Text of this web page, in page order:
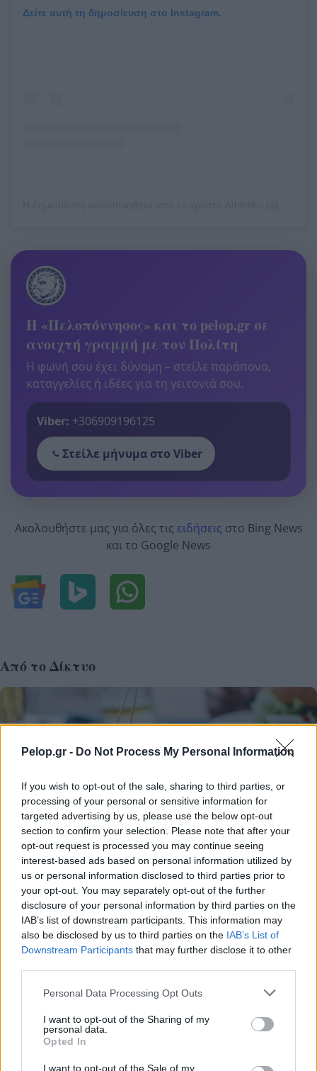
Pelop.gr - Do Not Process My Personal Information
If you wish to opt-out of the sale, sharing to third parties, or
processing of your personal or sensitive information for
targeted advertising by us, please use the below opt-out
section to confirm your selection. Please note that after your
opt-out request is processed you may continue seeing
interest-based ads based on personal information utilized by
us or personal information disclosed to third parties prior to
your opt-out. You may separately opt-out of the further
disclosure of your personal information by third parties on the
IAB’s list of downstream participants. This information may
also be disclosed by us to third parties on the IAB’s List of
Downstream Participants that may further disclose it to other
Please note that this website/app uses one or more Google
not limited to your visit or usage behaviour. You may click to
grant or deny consent to Google and its third-party tags to
use your data for below specified purposes in below Google
consent section.
Personal Data Processing Opt Outs
I want to opt-out of the Sharing of my
personal data.
Opted In
I want to opt-out of the Sale of my
Δείτε αυτή τη δημοσίευση στο Instagram.
Η «Πελοπόννησος» και το pelop.gr σε
ανοιχτή γραμμή με τον Πολίτη
Η φωνή σου έχει δύναμη – στείλε παράπονα,
καταγγελίες ή ιδέες για τη γειτονιά σου.
Viber: +306909196125
Στείλε μήνυμα στο Viber
Ακολουθήστε μας για όλες τις ειδήσεις στο Bing News
και το Google News
Από το Δίκτυο
6 τροφές που οι γαστρεντερολόγοι αποφεύγουν σχεδόν
πάντα